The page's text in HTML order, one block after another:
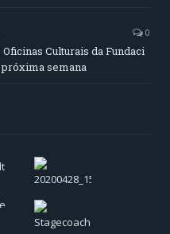
0
Culturais da Fundaci
próxima semana